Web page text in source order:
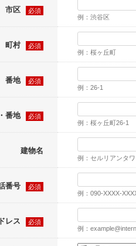
市区
必須
例：渋谷区
町村
必須
例：桜ヶ丘町
番地
必須
例：26-1
番地
必須
例：桜ヶ丘町26-1
建物名
例：セルリアンタ
番号
必須
例：090-XXXX-
レス
必須
例：